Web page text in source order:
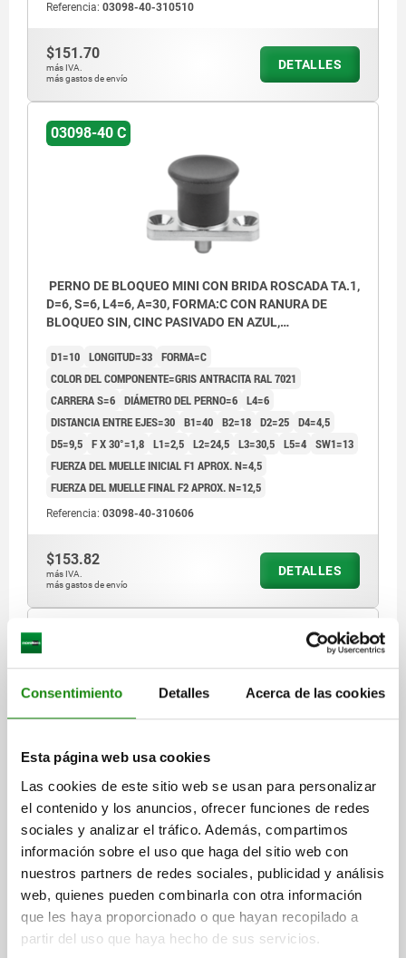
Consentimiento Detalles Acerca de las cookies
Esta página web usa cookies
Las cookies de este sitio web se usan para personalizar
el contenido y los anuncios, ofrecer funciones de redes
sociales y analizar el tráfico. Además, compartimos
información sobre el uso que haga del sitio web con
nuestros partners de redes sociales, publicidad y análisis
web, quienes pueden combinarla con otra información
que les haya proporcionado o que hayan recopilado a
partir del uso que haya hecho de sus servicios.
Referencia: 03098-40-310510
$151.70
más IVA.
más gastos de envío
DETALLES
03098-40 C
PERNO DE BLOQUEO MINI CON BRIDA ROSCADA TA.1,
D=6, S=6, L4=6, A=30, FORMA:C CON RANURA DE
BLOQUEO SIN, CINC PASIVADO EN AZUL,
D1=10 LONGITUD=33 FORMA=C
COLOR DEL COMPONENTE=GRIS ANTRACITA RAL 7021
CARRERA S=6 DIÁMETRO DEL PERNO=6 L4=6
DISTANCIA ENTRE EJES=30 B1=40 B2=18 D2=25 D4=4,5
D5=9,5 F X 30°=1,8 L1=2,5 L2=24,5 L3=30,5 L5=4 SW1=13
FUERZA DEL MUELLE INICIAL F1 APROX. N=4,5
FUERZA DEL MUELLE FINAL F2 APROX. N=12,5
Referencia: 03098-40-310606
$153.82
más IVA.
más gastos de envío
DETALLES
PERNO DE BLOQUEO MINI CON BRIDA ROSCADA TA.1,
D=6, S=6, L4=12, A=30, FORMA:C CON RANURA DE
BLOQUEO SIN, CINC PASIVADO EN AZUL,
COMP:TERMOPLÁSTICO GRIS ANTRACITA RAL7021
D1=10 LONGITUD=39
FORMA=C
COLOR DEL COMPONENTE=GRIS ANTRACITA RAL 7021
CARRERA S=6
DIÁMETRO DEL PERNO=6
L4=12
DISTANCIA ENTRE EJES=30 B1=40 B2=18 D2=25 D4=4,5
D5=9,5
F X 30°=1,8 L1=2,5 L2=24,5 L3=30,5 L5=4
SW1=13